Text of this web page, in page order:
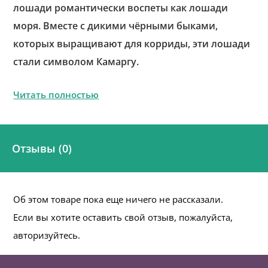
лошади романтически воспеты как лошади
моря. Вместе с дикими чёрными быками,
которых выращивают для корриды, эти лошади
стали символом Камаргу.
Читать полностью
Отзывы (0)
Об этом товаре пока еще ничего не рассказали.
Если вы хотите оставить свой отзыв, пожалуйста,
авторизуйтесь.